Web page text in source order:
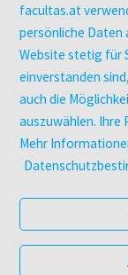
facultas.at
persönliche Daten
Website stetig für
einverstanden
auch die
auszuwählen. Ihre
Mehr